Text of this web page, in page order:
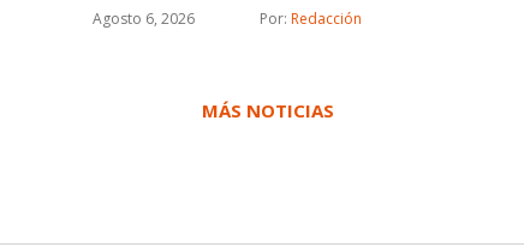
relacionadas con proyectos
Agosto 6, 2026 Por: Redacción
MÁS NOTICIAS